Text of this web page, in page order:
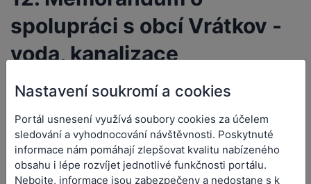
spolupráci s obcí Vrátkov -
voda, kanalizace
12. Memorandum o
spolupráci s obcí Vrátkov -
voda, kanalizace
Nastavení soukromí a cookies
Portál usnesení využívá soubory cookies za účelem
sledování a vyhodnocování návštěvnosti. Poskytnuté
informace nám pomáhají zlepšovat kvalitu nabízeného
obsahu i lépe rozvíjet jednotlivé funkčnosti portálu.
Nebojte, informace jsou zabezpečeny a nedostane s k